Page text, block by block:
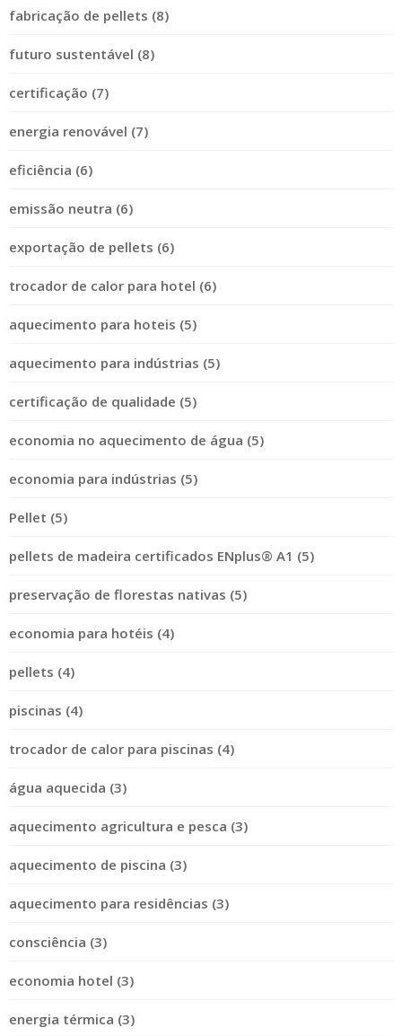
fabricação de pellets (8)
futuro sustentável (8)
certificação (7)
energia renovável (7)
eficiência (6)
emissão neutra (6)
exportação de pellets (6)
trocador de calor para hotel (6)
aquecimento para hoteis (5)
aquecimento para indústrias (5)
certificação de qualidade (5)
economia no aquecimento de água (5)
economia para indústrias (5)
Pellet (5)
pellets de madeira certificados ENplus® A1 (5)
preservação de florestas nativas (5)
economia para hotéis (4)
pellets (4)
piscinas (4)
trocador de calor para piscinas (4)
água aquecida (3)
aquecimento agricultura e pesca (3)
aquecimento de piscina (3)
aquecimento para residências (3)
consciência (3)
economia hotel (3)
energia térmica (3)